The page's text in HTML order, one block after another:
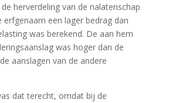
herverdeling van de nalatenschap
erfgenaam een lager bedrag dan
was berekend. De aan hem
was hoger dan de
aanslagen van de andere
dat terecht, omdat bij de